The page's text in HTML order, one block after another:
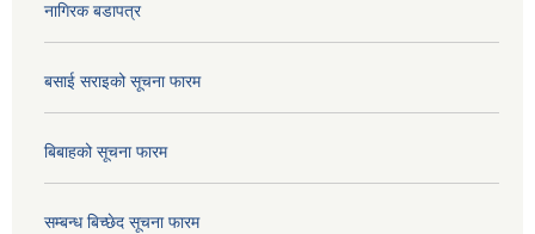
नागिरक बडापत्र
बसाई सराइको सूचना फारम
बिबाहको सूचना फारम
सम्बन्ध बिच्छेद सूचना फारम